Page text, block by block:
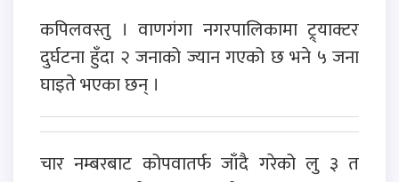
कपिलवस्तु । वाणगंगा नगरपालिकामा ट्र्याक्टर
दुर्घटना हुँदा २ जनाको ज्यान गएको छ भने ५ जना
घाइते भएका छन् ।
चार नम्बरबाट कोपवातर्फ जाँदै गरेको लु ३ त